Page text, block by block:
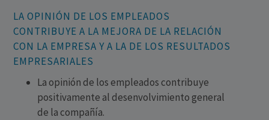
LA OPINIÓN DE LOS EMPLEADOS
CONTRIBUYE A LA MEJORA DE LA RELACIÓN
CON LA EMPRESA Y A LA DE LOS RESULTADOS
EMPRESARIALES
La opinión de los empleados contribuye
positivamente al desenvolvimiento general
de la compañía.